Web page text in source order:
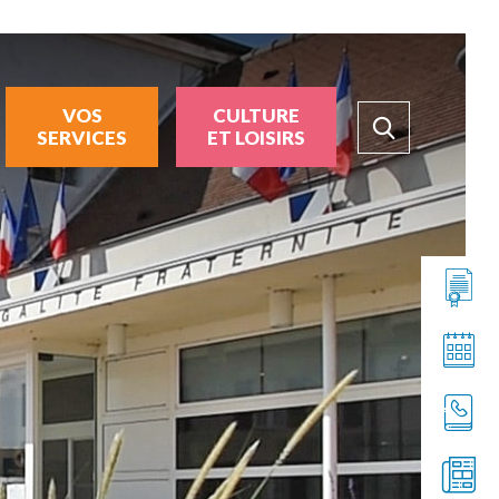
VOS
SERVICES
CULTURE
ET LOISIRS